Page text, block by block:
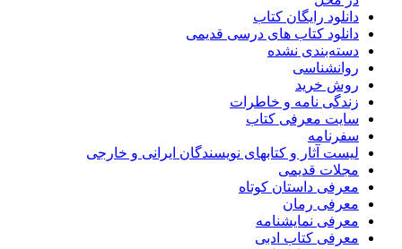
دانلود رایگان کتاب
دانلود کتاب های درسی قدیمی
دسته‌بندی نشده
روانشناسی
روش خرید
زندگی نامه و خاطرات
سایت معرفی کتاب
سفرنامه
لیست آثار و کتابهای نویسندگان ایرانی و خارجی
مجلات قدیمی
معرفی داستان کوتاه
معرفی رمان
معرفی نمایشنامه
معرفی کتاب ادبی